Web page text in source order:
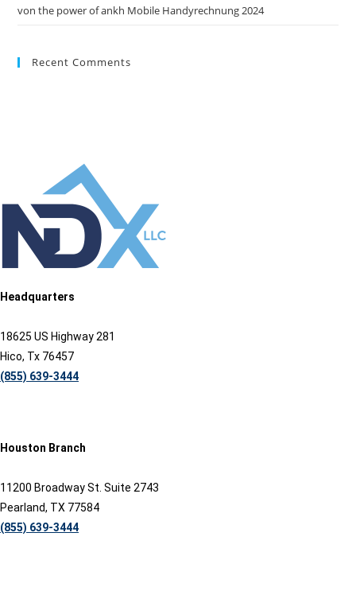
von the power of ankh Mobile Handyrechnung 2024
Recent Comments
Headquarters
18625 US Highway 281
Hico, Tx 76457
(855) 639-3444
Houston Branch
11200 Broadway St. Suite 2743
Pearland, TX 77584
(855) 639-3444